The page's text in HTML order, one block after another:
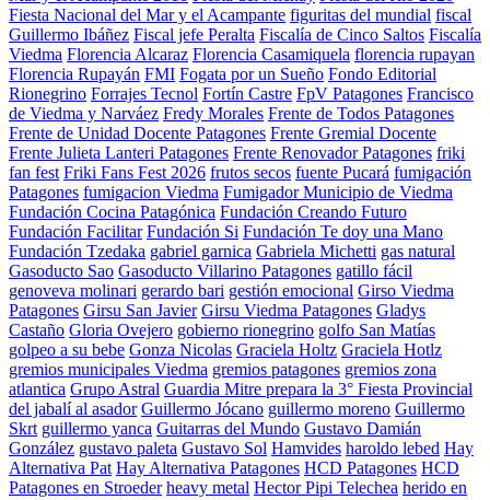
Fiesta Nacional del Mar y el Acampante figuritas del mundial fiscal
Guillermo Ibáñez Fiscal jefe Peralta Fiscalía de Cinco Saltos Fiscalía
Viedma Florencia Alcaraz Florencia Casamiquela florencia rupayan
Florencia Rupayán FMI Fogata por un Sueño Fondo Editorial
Rionegrino Forrajes Tecnol Fortín Castre FpV Patagones Francisco
de Viedma y Narváez Fredy Morales Frente de Todos Patagones
Frente de Unidad Docente Patagones Frente Gremial Docente
Frente Julieta Lanteri Patagones Frente Renovador Patagones friki
fan fest Friki Fans Fest 2026 frutos secos fuente Pucará fumigación
Patagones fumigacion Viedma Fumigador Municipio de Viedma
Fundación Cocina Patagónica Fundación Creando Futuro
Fundación Facilitar Fundación Si Fundación Te doy una Mano
Fundación Tzedaka gabriel garnica Gabriela Michetti gas natural
Gasoducto Sao Gasoducto Villarino Patagones gatillo fácil
genoveva molinari gerardo bari gestión emocional Girso Viedma
Patagones Girsu San Javier Girsu Viedma Patagones Gladys
Castaño Gloria Ovejero gobierno rionegrino golfo San Matías
golpeo a su bebe Gonza Nicolas Graciela Holtz Graciela Hotlz
gremios municipales Viedma gremios patagones gremios zona
atlantica Grupo Astral Guardia Mitre prepara la 3° Fiesta Provincial
del jabalí al asador Guillermo Jócano guillermo moreno Guillermo
Skrt guillermo yanca Guitarras del Mundo Gustavo Damián
González gustavo paleta Gustavo Sol Hamvides haroldo lebed Hay
Alternativa Pat Hay Alternativa Patagones HCD Patagones HCD
Patagones en Stroeder heavy metal Hector Pipi Telechea herido en